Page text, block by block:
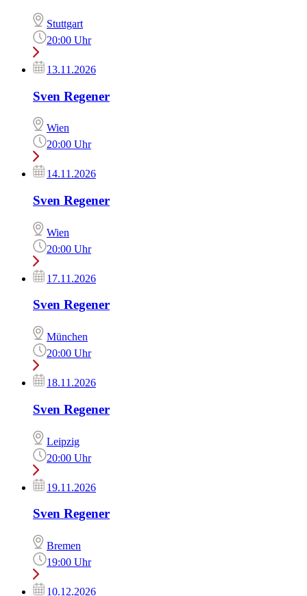
Stuttgart
20:00 Uhr
13.11.2026
Sven Regener
Wien
20:00 Uhr
14.11.2026
Sven Regener
Wien
20:00 Uhr
17.11.2026
Sven Regener
München
20:00 Uhr
18.11.2026
Sven Regener
Leipzig
20:00 Uhr
19.11.2026
Sven Regener
Bremen
19:00 Uhr
10.12.2026